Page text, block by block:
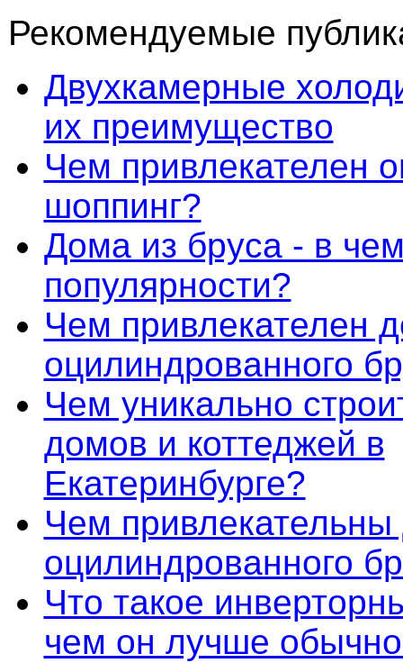
Рекомендуемые
Двухкамерные
их преимущество
Чем привлекателен
шоппинг?
Дома из бруса - в
популярности?
Чем привлекателен
оцилиндрованного
Чем уникально
домов и коттеджей в
Екатеринбурге?
Чем
оцилиндрованного
Что такое
чем он лучше